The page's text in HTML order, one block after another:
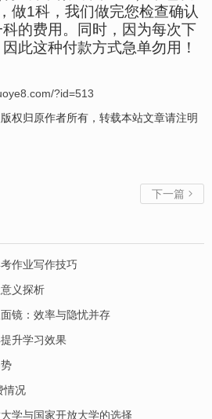
做1科，我们做完您检查确认
的费用。同时，因为每次下
此这种付款方式急单勿用！
?id=513
权归原作者所有，转载本站文章请注明
下一篇 
作业写作技巧
义探析
镜：效率与隐忧并存
升学习效果
情况
学与国家开放大学的选择